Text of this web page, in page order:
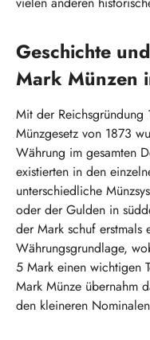
Geschichte
Mark Münzen
Mit der
Münzgesetz von 1873
Währung im gesamten
existierten in den
unterschiedliche
oder der Gulden in
der Mark schuf erstmals
Währungsgrundlage,
5 Mark einen wichtigen
Mark Münze übernahm
den kleineren